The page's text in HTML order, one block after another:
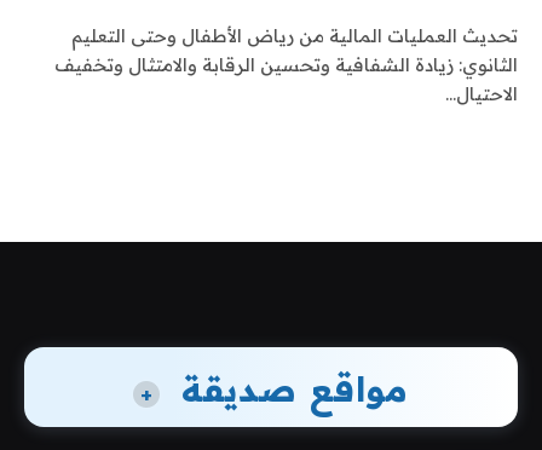
تحديث العمليات المالية من رياض الأطفال وحتى التعليم
الثانوي: زيادة الشفافية وتحسين الرقابة والامتثال وتخفيف
الاحتيال…
مواقع صديقة +